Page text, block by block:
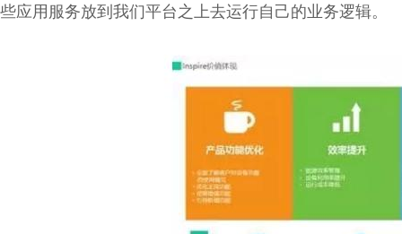
些应用服务放到我们平台之上去运行自己的业务逻辑。